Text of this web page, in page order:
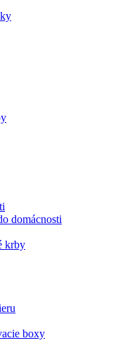
domácnosti
krby
boxy